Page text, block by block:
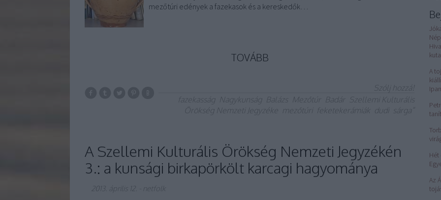
mezőtúri edények a fazekasok és a kereskedők…
TOVÁBB
Szólj hozzá!
fazekasság Nagykunság Balázs Mezőtúr Badár
Szellemi Kulturális
Örökség Nemzeti Jegyzéke mezőtúri feketekerámiák dudi sárga”
A Szellemi Kulturális Örökség Nemzeti Jegyzékén
3.: a kunsági birkapörkölt karcagi hagyománya
2013. április 12. netfolk
A
Hét
Az